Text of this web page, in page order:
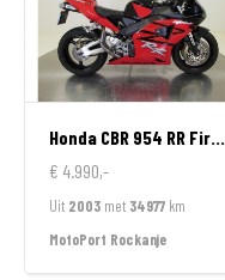
Honda CBR 954 RR FireBlade
€ 4.990,-
Uit 2003 met 34977 km
MotoPort Rockanje